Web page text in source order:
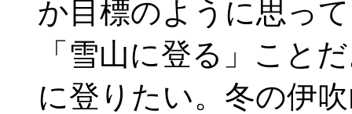
か目標のように思っ
「雪山に登る」こと
に登りたい。冬の伊